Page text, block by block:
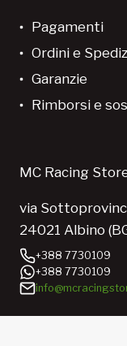
Pagamenti
Ordini e
Garanzie
Rimborsi e
MC Racing
via
24021 Albino
+388 7730109
+388 7730109